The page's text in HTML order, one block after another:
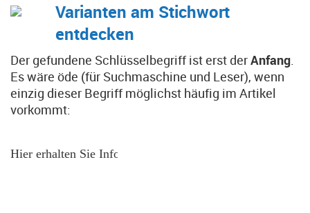
Varianten am Stichwort
entdecken
Der gefundene Schlüsselbegriff ist erst derAnfang.
Es wäre öde (für Suchmaschine und Leser), wenn
einzig dieser Begriff möglichst häufig im Artikel
vorkommt:
Hier erhalten Sie Informationen zu Lichtschacht. Auf